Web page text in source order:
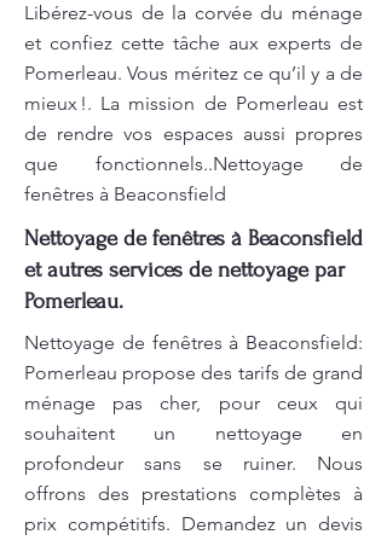
Libérez-vous de la corvée du ménage
et confiez cette tâche aux experts de
Pomerleau. Vous méritez ce qu’il y a de
mieux !. La mission de Pomerleau est
de rendre vos espaces aussi propres
que fonctionnels..Nettoyage de
fenêtres à Beaconsfield
Nettoyage de fenêtres à Beaconsfield
et autres services de nettoyage par
Pomerleau.
Nettoyage de fenêtres à Beaconsfield:
Pomerleau propose des tarifs de grand
ménage pas cher, pour ceux qui
souhaitent un nettoyage en
profondeur sans se ruiner. Nous
offrons des prestations complètes à
prix compétitifs. Demandez un devis